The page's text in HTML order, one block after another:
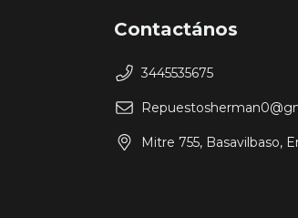
Contactános
3445535675
Mitre 755, Basavilbaso,